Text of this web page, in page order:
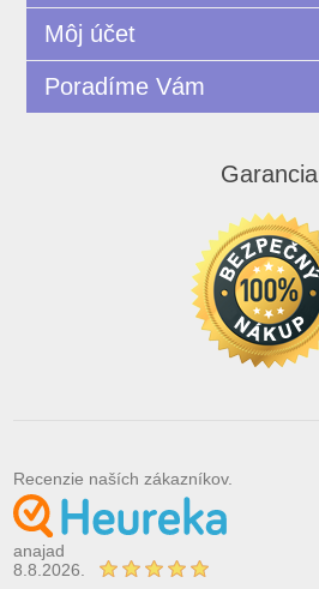
Môj účet
Poradíme Vám
Garancia
Recenzie naších zákazníkov.
anajad
8.8.2026.